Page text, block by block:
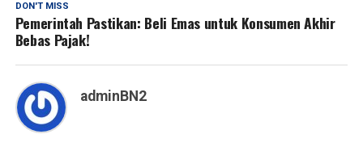
DON'T MISS
Pemerintah Pastikan: Beli Emas untuk Konsumen Akhir
Bebas Pajak!
adminBN2